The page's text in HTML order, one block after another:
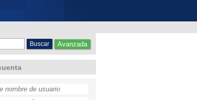
Avanzada